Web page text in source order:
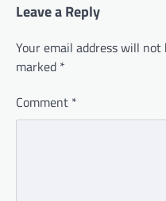
Leave a Reply
Your email address will not
marked *
Comment *